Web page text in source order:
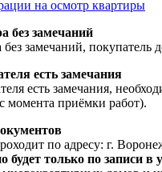
на осмотр квартиры
без замечаний
без замечаний,
есть замечания
есть замечания,
момента приёмки работ).
по адресу: г.
только по записи в